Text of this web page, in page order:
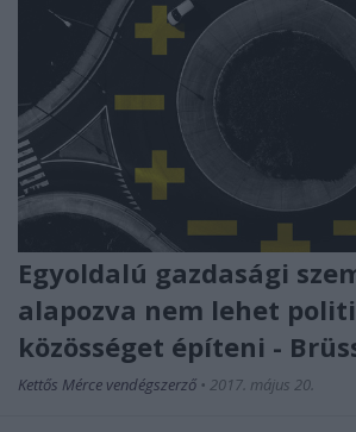
Egyoldalú gazdasági
alapozva nem lehet
közösséget építeni -
Kettős Mérce vendégszerző • 2017. május 20.